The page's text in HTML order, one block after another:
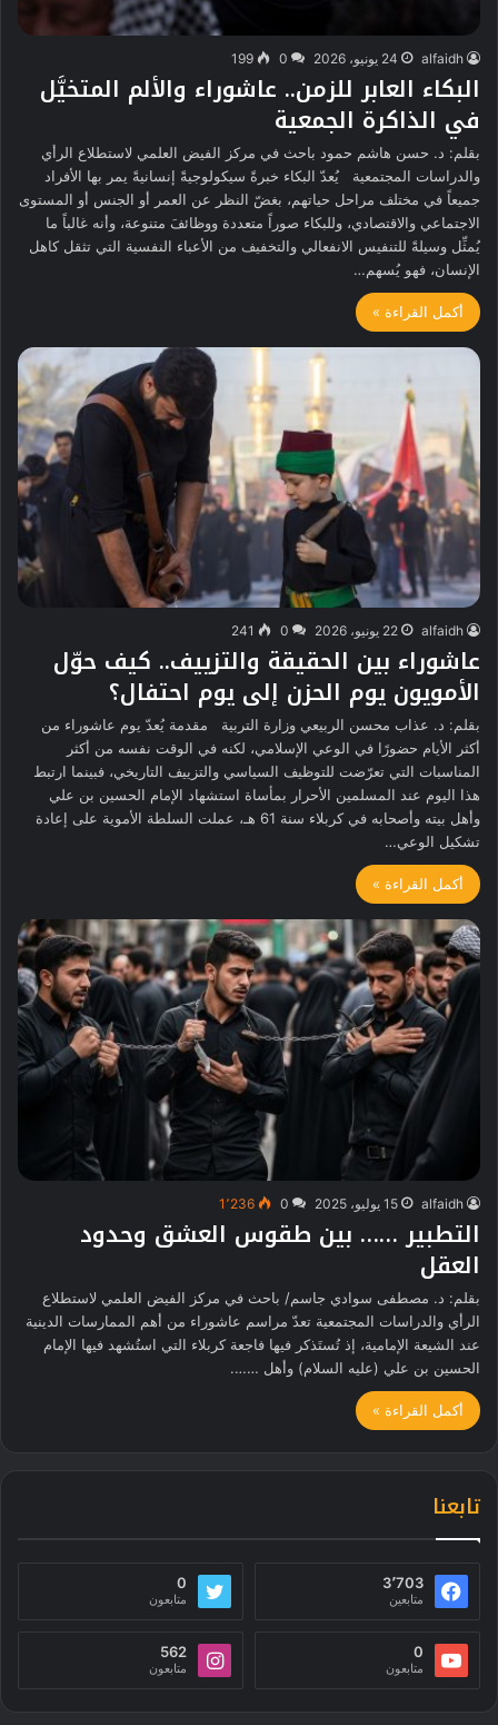
alfaidh 24 يونيو، 2026 0
199
البكاء العابر للزمن.. عاشوراء والألم المتخيَّل
في الذاكرة الجمعية
بقلم: د. حسن هاشم حمود باحث في مركز الفيض العلمي لاستطلاع الرأي
والدراسات المجتمعية يُعدّ البكاء خبرةً سيكولوجيةً إنسانيةً يمر بها الأفراد
جميعاً في مختلف مراحل حياتهم، بغضّ النظر عن العمر أو الجنس أو المستوى
الاجتماعي والاقتصادي، وللبكاء صوراً متعددة ووظائفَ متنوعة، وأنه غالباً ما
يُمثِّل وسيلةً للتنفيس الانفعالي والتخفيف من الأعباء النفسية التي تثقل كاهل
الإنسان، فهو يُسهم…
أكمل القراءة »
alfaidh 22 يونيو، 2026 0
241
عاشوراء بين الحقيقة والتزييف.. كيف حوّل
الأمويون يوم الحزن إلى يوم احتفال؟
بقلم: د. عذاب محسن الربيعي وزارة التربية مقدمة يُعدّ يوم عاشوراء من
أكثر الأيام حضورًا في الوعي الإسلامي، لكنه في الوقت نفسه من أكثر
المناسبات التي تعرّضت للتوظيف السياسي والتزييف التاريخي، فبينما ارتبط
هذا اليوم عند المسلمين الأحرار بمأساة استشهاد الإمام الحسين بن علي
وأهل بيته وأصحابه في كربلاء سنة 61 هـ، عملت السلطة الأموية على إعادة
تشكيل الوعي…
أكمل القراءة »
alfaidh 15 يوليو، 2025 0 1٬236
التطبير …… بين طقوس العشق وحدود
العقل
بقلم: د. مصطفى سوادي جاسم/ باحث في مركز الفيض العلمي لاستطلاع
الرأي والدراسات المجتمعية تعدّ مراسم عاشوراء من أهم الممارسات الدينية
عند الشيعة الإمامية، إذ تُستَذكر فيها فاجعة كربلاء التي استُشهد فيها الإمام
الحسين بن علي (عليه السلام) وأهل …….
أكمل القراءة »
تابعنا
3٬703
متابعين
0
متابعون
0
متابعون
562
متابعون